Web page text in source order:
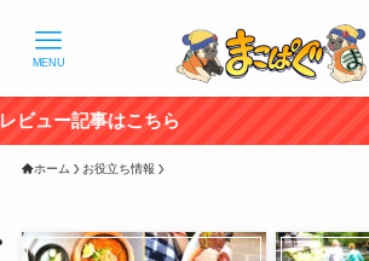
MENU
ホーム お役立ち情報